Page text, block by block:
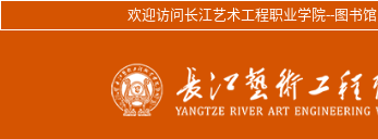
欢迎访问长江艺术工程职业学院--图书馆